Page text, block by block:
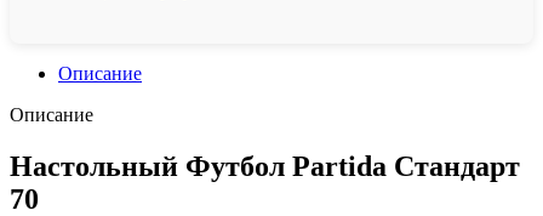
Описание
Описание
Настольный Футбол Partida Стандарт
70